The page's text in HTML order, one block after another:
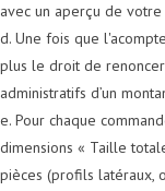
avec un aperçu de
d. Une fois que
plus le droit de
administratifs d’un
e. Pour chaque
dimensions « Taille
pièces (profils latéraux,